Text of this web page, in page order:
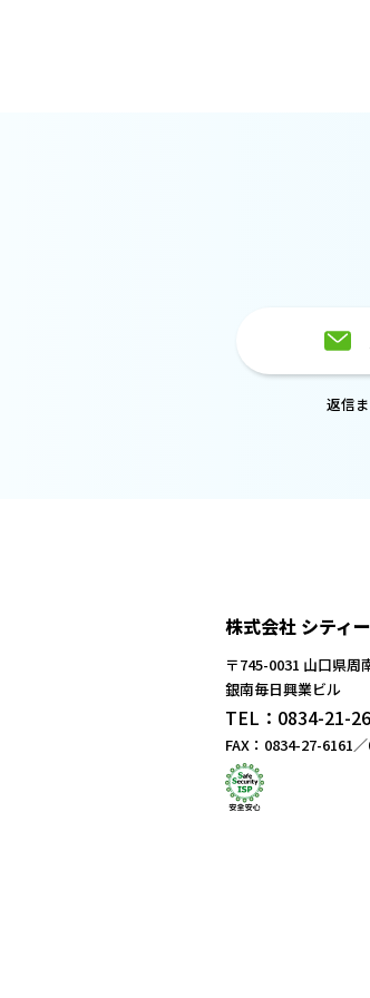
返信
株式会社 シティ
〒745-0031 山口県周
銀南毎日興業ビル
TEL：0834-21-
FAX：0834-27-6161